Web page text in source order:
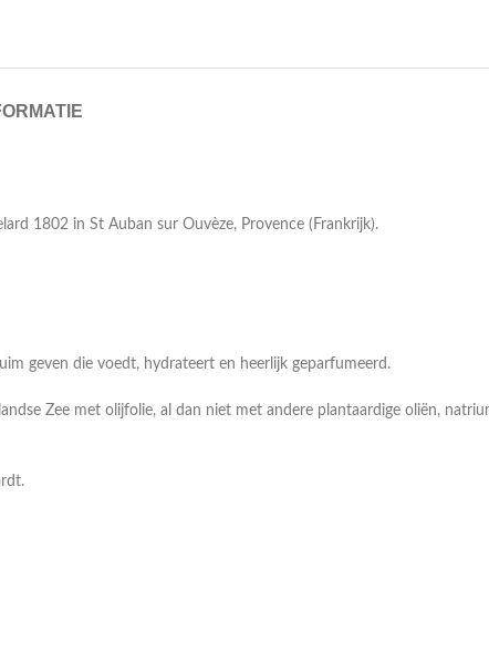
1802 in St Auban sur Ouvèze, Provence (Frankrijk).
geven die voedt, hydrateert en heerlijk geparfumeerd.
Zee met olijfolie, al dan niet met andere plantaardige oliën,